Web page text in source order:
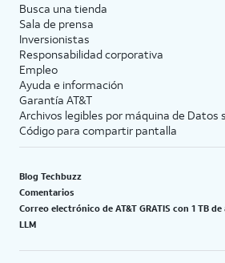
Busca una tienda
Sala de prensa
Inversionistas
Responsabilidad corporativa
Empleo
Ayuda e información
Garantía AT&T
Archivos legibles por máquina de Datos
Código para compartir pantalla
Blog Techbuzz
Comentarios
Correo electrónico de AT&T GRATIS con 1 TB
LLM